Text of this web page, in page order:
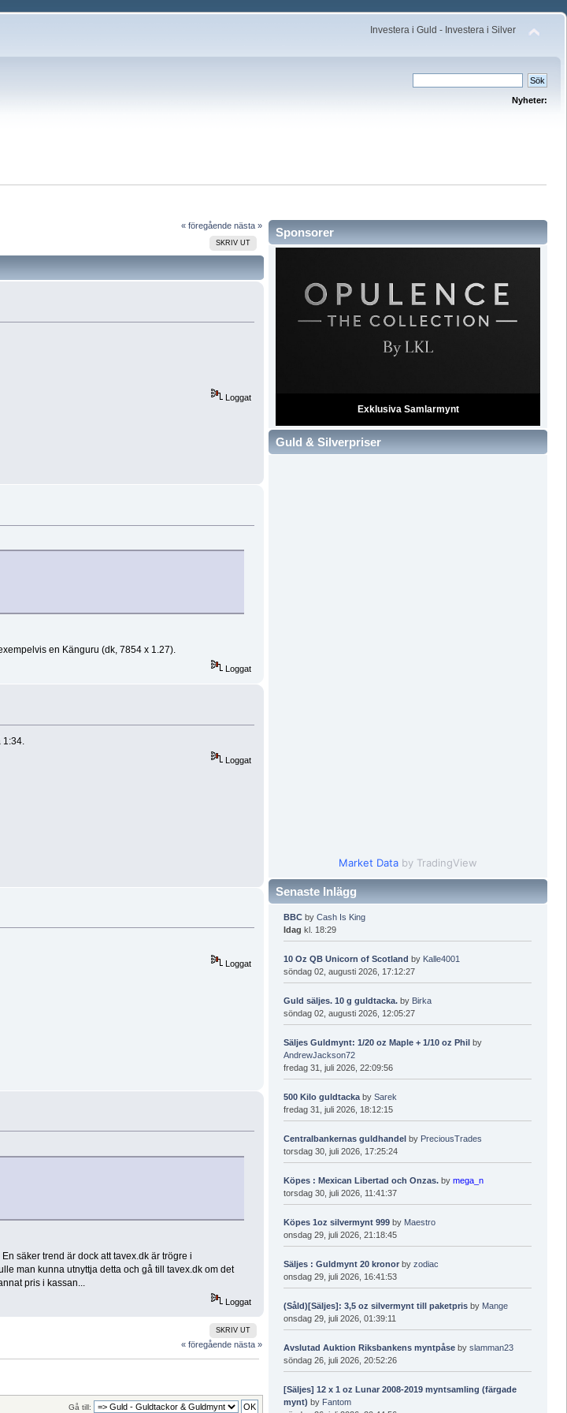
Investera i Guld - Investera i Silver
Nyheter:
« föregående nästa »
SKRIV UT
Loggat
en Känguru (dk, 7854 x 1.27).
Loggat
1:34.
Loggat
Loggat
säker trend är dock att tavex.dk är trögre i
man kunna utnyttja detta och gå till tavex.dk om det
pris i kassan...
Loggat
SKRIV UT
« föregående nästa »
Gå till:
Sponsorer
Exklusiva Samlarmynt
Guld & Silverpriser
Market Data by TradingView
Senaste Inlägg
BBC byCash Is King
Idag kl. 18:29
10 Oz QB Unicorn of Scotland by Kalle4001
söndag 02, augusti 2026, 17:12:27
Guld säljes. 10 g guldtacka. by Birka
söndag 02, augusti 2026, 12:05:27
Säljes Guldmynt: 1/20 oz Maple + 1/10 oz Phil by
AndrewJackson72
fredag 31, juli 2026, 22:09:56
500 Kilo guldtacka bySarek
fredag 31, juli 2026, 18:12:15
Centralbankernas guldhandel by PreciousTrades
torsdag 30, juli 2026, 17:25:24
Köpes : Mexican Libertad och Onzas. bymega_n
torsdag 30, juli 2026, 11:41:37
Köpes 1oz silvermynt 999 by Maestro
onsdag 29, juli 2026, 21:18:45
Säljes : Guldmynt 20 kronorbyzodiac
onsdag 29, juli 2026, 16:41:53
(Såld)[Säljes]: 3,5 oz silvermynt till paketpris by Mange
onsdag 29, juli 2026, 01:39:11
Avslutad Auktion Riksbankens myntpåse byslamman23
söndag 26, juli 2026, 20:52:26
[Säljes] 12 x 1 oz Lunar 2008-2019 myntsamling (färgade
mynt) by Fantom